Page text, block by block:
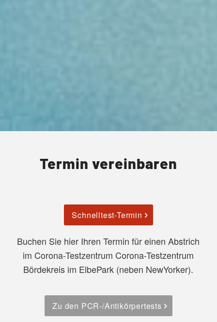
Termin vereinbaren
Schnelltest-Termin
Buchen Sie hier Ihren Termin für einen Abstrich
im Corona-Testzentrum Corona-Testzentrum
Bördekreis im ElbePark (neben NewYorker).
Zu den PCR-/Antikörpertests